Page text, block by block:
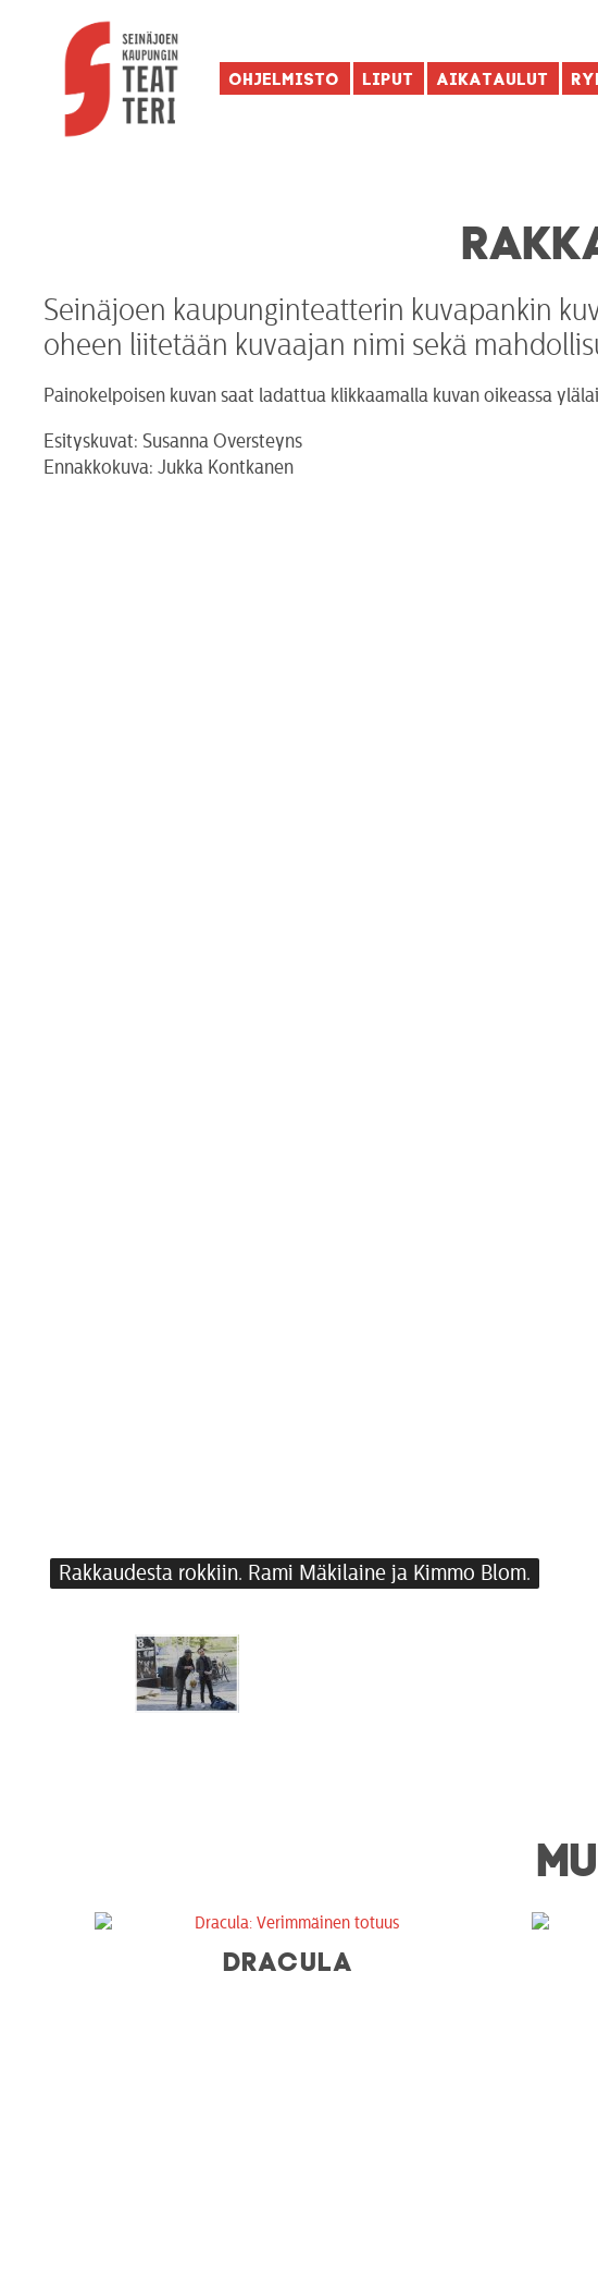
Ohjelmisto Liput Aikataulut
Seinäjoen kaupunginteatterin kuvapankin
oheen liitetään kuvaajan nimi sekä
Painokelpoisen kuvan saat ladattua klikkaamalla kuvan oikeassa
Esityskuvat: Susanna Oversteyns
Ennakkokuva: Jukka Kontkanen
Rakkaudesta rokkiin. Rami Mäkilaine ja Kimmo Blom.
DRACULA